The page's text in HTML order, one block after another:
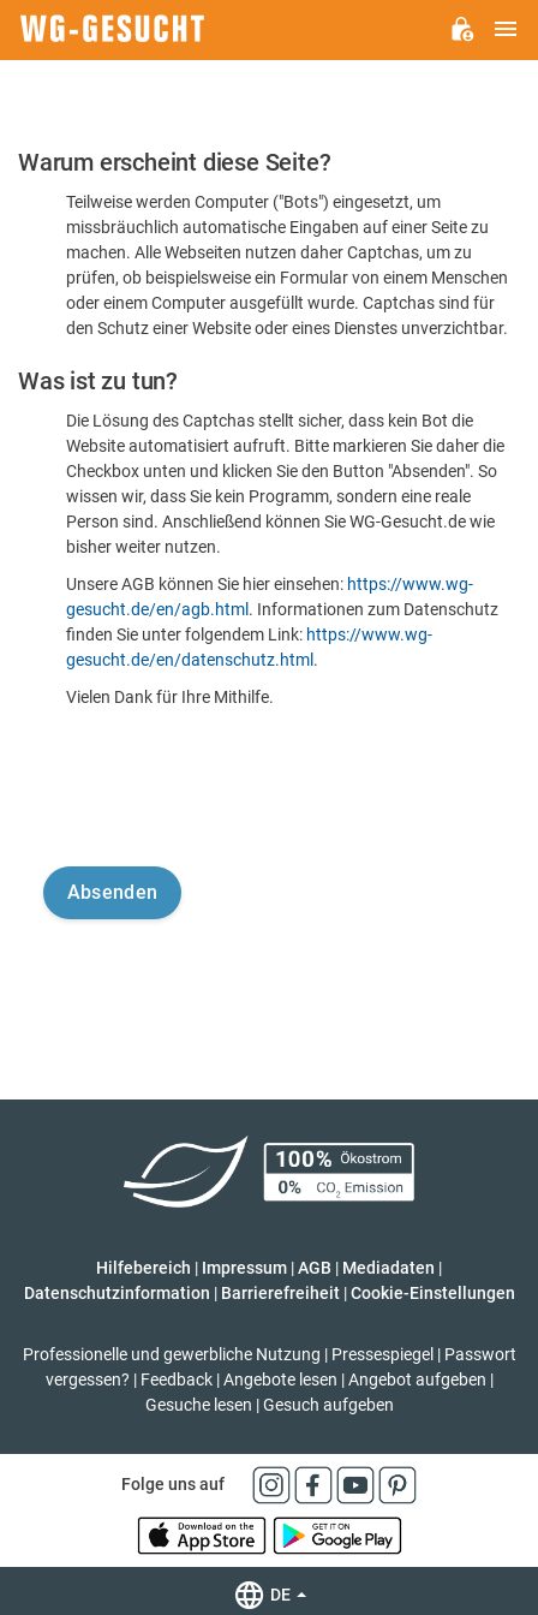
Bitte
dass
sind
Warum erscheint diese Seite?
Teilweise werden Computer ("Bots") eingesetzt, um
missbräuchlich automatische Eingaben auf einer Seite zu
machen. Alle Webseiten nutzen daher Captchas, um zu
prüfen, ob beispielsweise ein Formular von einem Menschen
oder einem Computer ausgefüllt wurde. Captchas sind für
den Schutz einer Website oder eines Dienstes unverzichtbar.
Was ist zu tun?
Die Lösung des Captchas stellt sicher, dass kein Bot die
Website automatisiert aufruft. Bitte markieren Sie daher die
Checkbox unten und klicken Sie den Button "Absenden". So
wissen wir, dass Sie kein Programm, sondern eine reale
Person sind. Anschließend können Sie WG-Gesucht.de wie
bisher weiter nutzen.
Unsere AGB können Sie hier einsehen: https://www.wg-
gesucht.de/en/agb.html . Informationen zum Datenschutz
finden Sie unter folgendem Link: https://www.wg-
gesucht.de/en/datenschutz.html .
Vielen Dank für Ihre Mithilfe.
Hilfebereich | Impressum |AGB | Mediadaten |
Datenschutzinformation | Barrierefreiheit | Cookie-Einstellungen
Professionelle und gewerbliche Nutzung | Pressespiegel | Passwort
vergessen? | Feedback | Angebote lesen | Angebot aufgeben |
Gesuche lesen | Gesuch aufgeben
Folge uns auf
DE